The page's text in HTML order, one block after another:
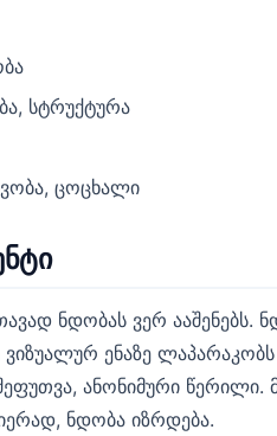
სტრუქტურა
ცოცხალი
ნდობას ვერ ააშენებს.
ენაზე ლაპარაკობს
ანონიმური წერილი.
ნდობა იზრდება.